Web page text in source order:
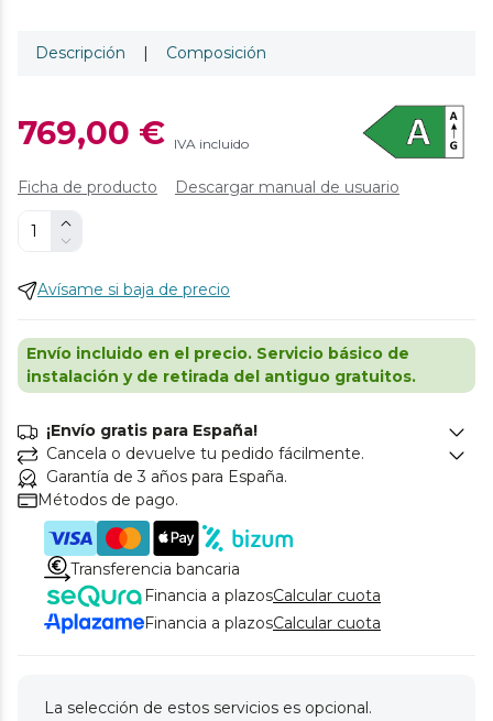
Descripción | Composición
769,00 € IVA incluido
Ficha de producto Descargar manual de usuario
Avísame si baja de precio
Envío incluido en el precio. Servicio básico de
instalación y de retirada del antiguo gratuitos.
¡Envío gratis para España!
Cancela o devuelve tu pedido fácilmente.
Garantía de 3 años para España.
Métodos de pago.
Transferencia bancaria
Financia a plazosCalcular cuota
Financia a plazosCalcular cuota
La selección de estos servicios es opcional.